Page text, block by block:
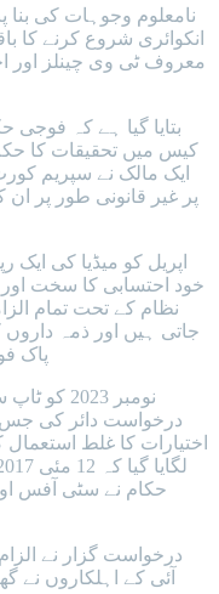
نامعلوم وجوہات کی
انکوائری شروع کرنے کا
معروف ٹی وی چینلز اور
بتایا گیا ہے کہ
کیس میں تحقیقات کا
ایک مالک نے سپریم
پر غیر قانونی طور پر
خود احتسابی کا سخت
نظام کے تحت تمام
جاتی ہیں اور ذمہ
پاک
درخواست دائر کی جس
اختیارات کا غلط استعمال
حکام نے سٹی آفس
درخواست گزار نے
آئی کے اہلکاروں نے